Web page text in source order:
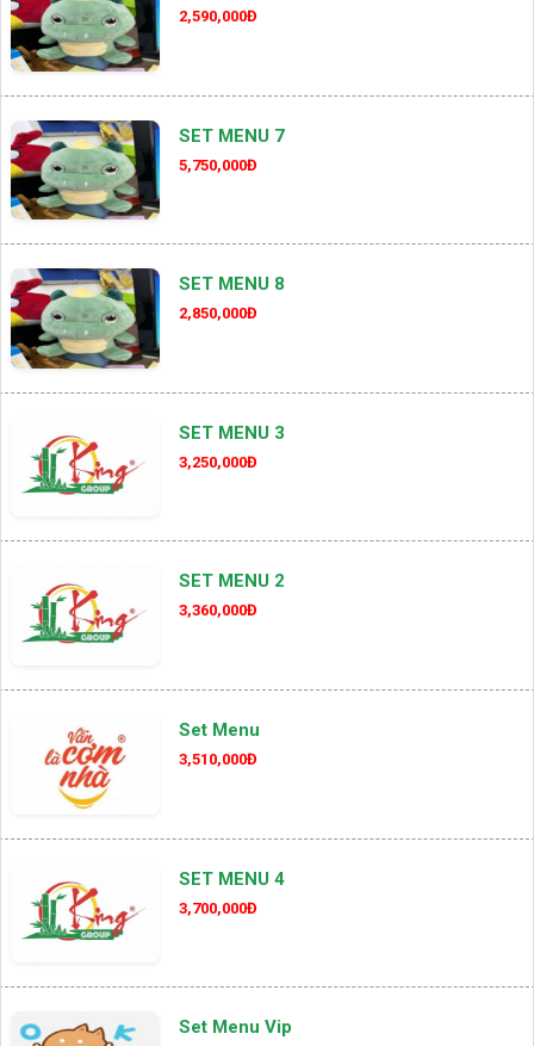
2,590,000Đ
SET MENU 7
5,750,000Đ
SET MENU 8
2,850,000Đ
SET MENU 3
3,250,000Đ
SET MENU 2
3,360,000Đ
Set Menu
3,510,000Đ
SET MENU 4
3,700,000Đ
Set Menu Vip